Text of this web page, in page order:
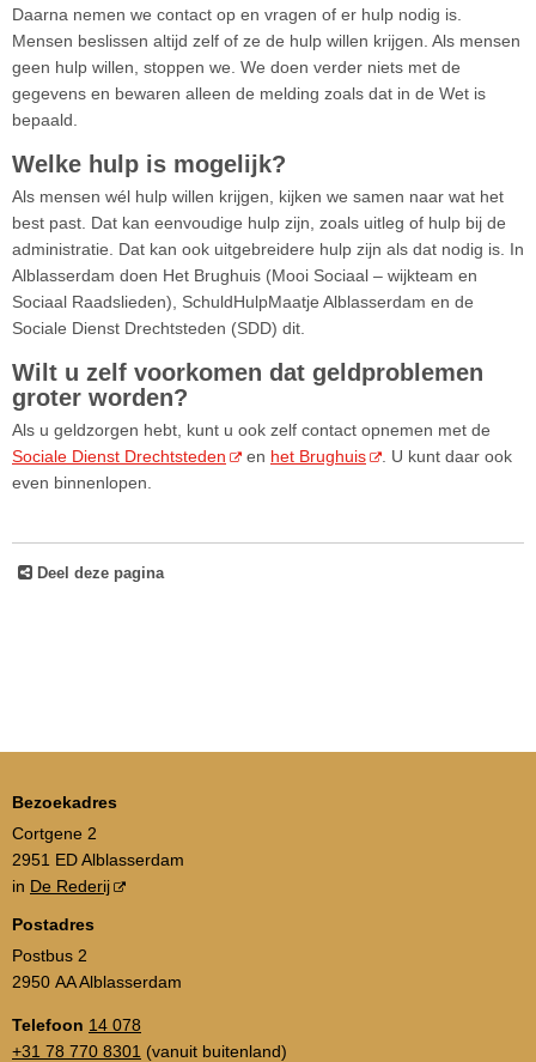
Daarna nemen we contact op en vragen of er hulp nodig is.
Mensen beslissen altijd zelf of ze de hulp willen krijgen. Als mensen
geen hulp willen, stoppen we. We doen verder niets met de
gegevens en bewaren alleen de melding zoals dat in de Wet is
bepaald.
Welke hulp is mogelijk?
Als mensen wél hulp willen krijgen, kijken we samen naar wat het
best past. Dat kan eenvoudige hulp zijn, zoals uitleg of hulp bij de
administratie. Dat kan ook uitgebreidere hulp zijn als dat nodig is. In
Alblasserdam doen Het Brughuis (Mooi Sociaal – wijkteam en
Sociaal Raadslieden), SchuldHulpMaatje Alblasserdam en de
Sociale Dienst Drechtsteden (SDD) dit.
Wilt u zelf voorkomen dat geldproblemen
groter worden?
Als u geldzorgen hebt, kunt u ook zelf contact opnemen met de
Sociale Dienst Drechtsteden
en het Brughuis
. U kunt daar ook
even binnenlopen.
Deel deze pagina
Bezoekadres
Cortgene 2
2951 ED Alblasserdam
in De Rederij
Postadres
Postbus 2
2950 AA Alblasserdam
Telefoon 14 078
+31 78 770 8301 (vanuit buitenland)